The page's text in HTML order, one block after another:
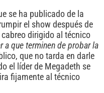
se ha publicado de la
el show después de
dirigido al técnico
a que terminen de probar la
que no tarda en darle
el líder de Megadeth se
fijamente al técnico